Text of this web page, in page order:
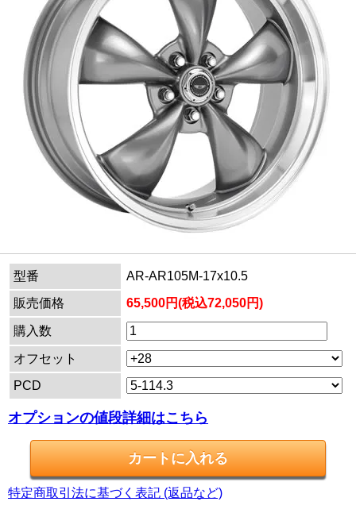
型番
AR-AR105M-17x10.5
販売価格
65,500円(税込72,050円)
購入数
オフセット
PCD
オプションの値段詳細はこちら
特定商取引法に基づく表記 (返品など)